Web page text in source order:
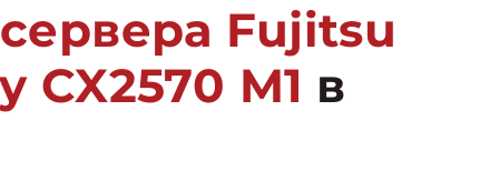
Fujitsu
CX2570 M1 в